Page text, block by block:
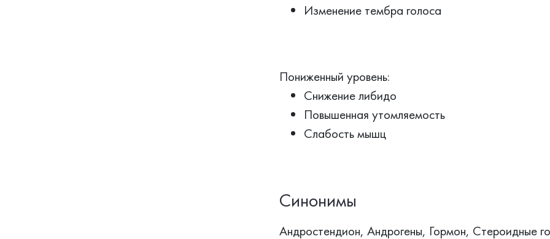
Изменение тембра голоса
Пониженный уровень:
Снижение либидо
Повышенная утомляемость
Слабость мышц
Синонимы
Андростендион, Андрогены, Гормон, Стероидные